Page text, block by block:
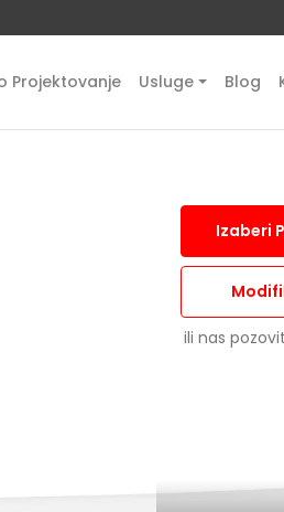
Projektovanje Usluge Blog
Izaberi
ili nas